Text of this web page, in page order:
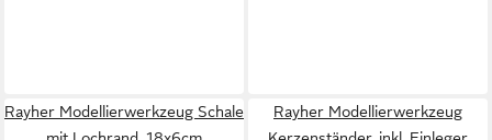
Rayher Modellierwerkzeug Schale
Rayher Modellierwerkzeug